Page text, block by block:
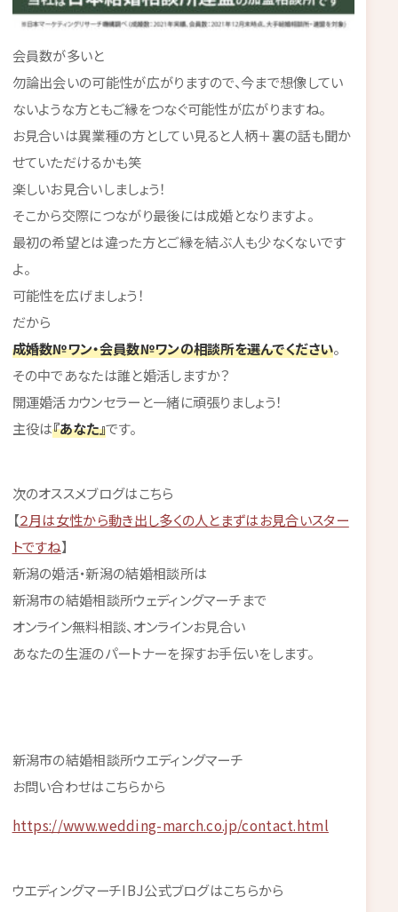
会員数が多いと
勿論出会いの可能性が広がりますので、今まで想像してい
ないような方ともご縁をつなぐ可能性が広がりますね。
お見合いは異業種の方としてい見ると人柄＋裏の話も聞か
せていただけるかも笑
楽しいお見合いしましょう！
そこから交際につながり最後には成婚となりますよ。
最初の希望とは違った方とご縁を結ぶ人も少なくないです
よ。
可能性を広げましょう！
だから
成婚数№ワン・会員数№ワンの相談所を選んでください。
その中であなたは誰と婚活しますか？
開運婚活カウンセラーと一緒に頑張りましょう！
主役は『あなた』です。
次のオススメブログはこちら
【２月は女性から動き出し多くの人とまずはお見合いスター
トですね】
新潟の婚活・新潟の結婚相談所は
新潟市の結婚相談所ウェディングマーチまで
オンライン無料相談、オンラインお見合い
あなたの生涯のパートナーを探すお手伝いをします。
新潟市の結婚相談所ウエディングマーチ
お問い合わせはこちらから
https://www.wedding-march.co.jp/contact.html
ウエディングマーチIBJ公式ブログはこちらから